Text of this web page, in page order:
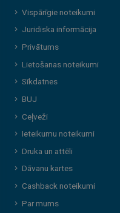
Vispārīgie noteikumi
Juridiska informācija
Privātums
Lietošanas noteikumi
Sīkdatnes
BUJ
Ceļveži
Ieteikumu noteikumi
Druka un attēli
Dāvanu kartes
Cashback noteikumi
Par mums